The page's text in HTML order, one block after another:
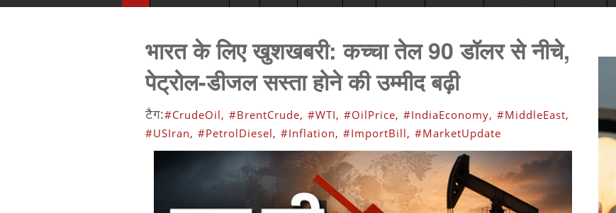
भारत के लिए खुशखबरी: कच्चा तेल 90 डॉलर से नीचे,
पेट्रोल-डीजल सस्ता होने की उम्मीद बढ़ी
टैग:#CrudeOil, #BrentCrude, #WTI, #OilPrice, #IndiaEconomy, #MiddleEast,
#USIran, #PetrolDiesel, #Inflation, #ImportBill, #MarketUpdate